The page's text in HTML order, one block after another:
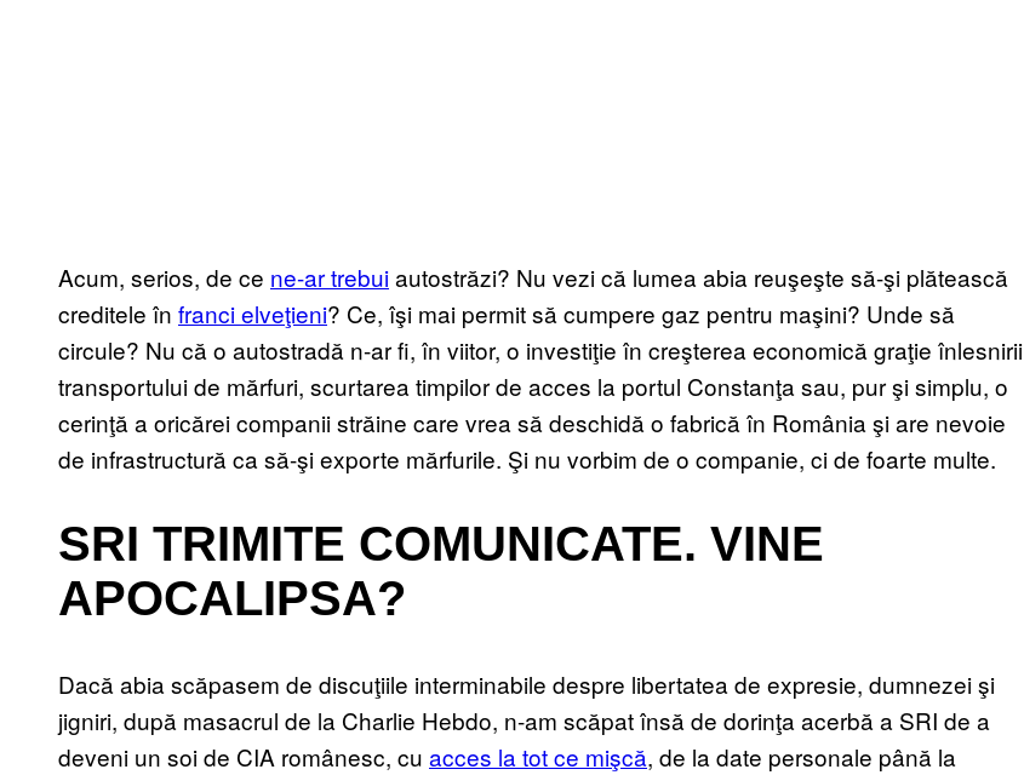
Acum, serios, de ce ne-ar trebuiautostrăzi? Nu vezi că lumea abia reuşeşte să-şi plătească
creditele în franci elveţieni? Ce, îşi mai permit să cumpere gaz pentru maşini? Unde să
circule? Nu că o autostradă n-ar fi, în viitor, o investiţie în creşterea economică graţie înlesnirii
transportului de mărfuri, scurtarea timpilor de acces la portul Constanţa sau, pur şi simplu, o
cerinţă a oricărei companii străine care vrea să deschidă o fabrică în România şi are nevoie
de infrastructură ca să-şi exporte mărfurile. Şi nu vorbim de o companie, ci de foarte multe.
SRI TRIMITE COMUNICATE. VINE
APOCALIPSA?
Dacă abia scăpasem de discuţiile interminabile despre libertatea de expresie, dumnezei şi
jigniri, după masacrul de la Charlie Hebdo, n-am scăpat însă de dorinţa acerbă a SRI de a
deveni un soi de CIA românesc, cu acces la tot ce mişcă, de la date personale până la